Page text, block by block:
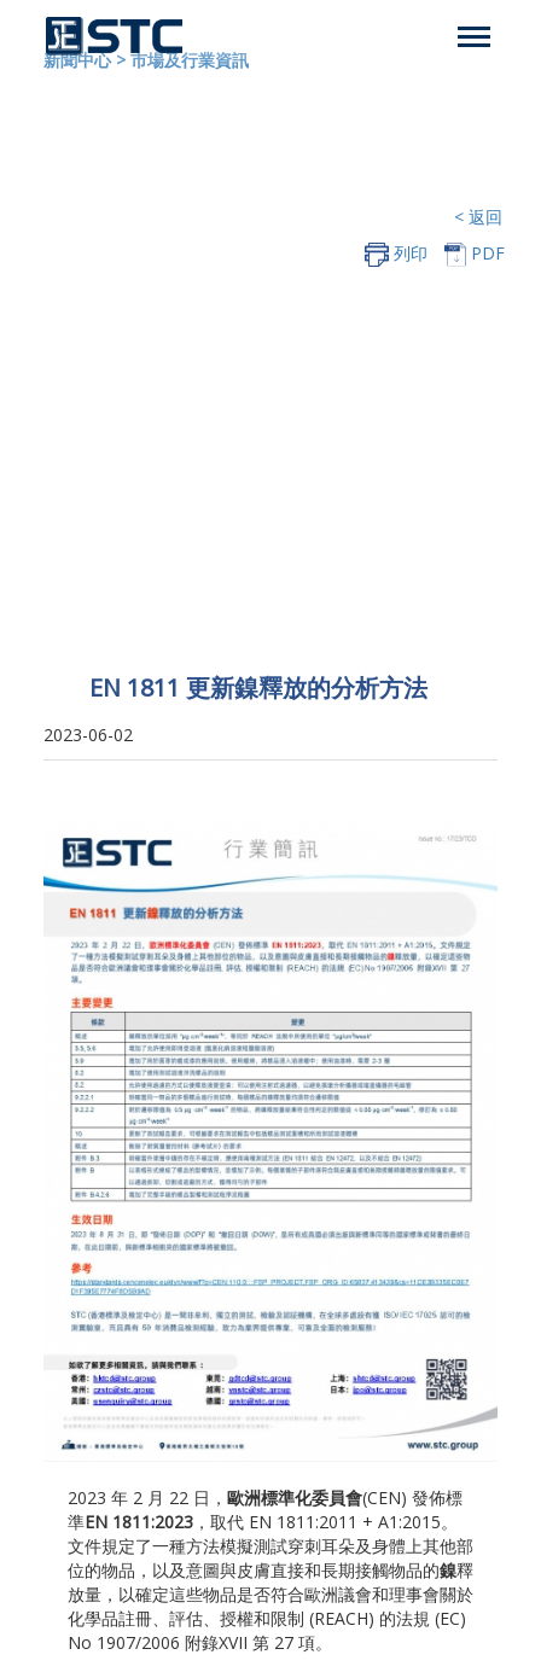
新聞中心 > 市場及行業資訊
< 返回
列印
PDF
EN 1811 更新鎳釋放的分析方法
2023-06-02
2023 年 2 月 22 日， 歐洲標準化委員會(CEN) 發佈標
準EN 1811:2023，取代 EN 1811:2011 + A1:2015。
文件規定了一種方法模擬測試穿刺耳朵及身體上其他部
位的物品，以及意圖與皮膚直接和長期接觸物品的鎳釋
放量，以確定這些物品是否符合歐洲議會和理事會關於
化學品註冊、評估、授權和限制 (REACH) 的法規 (EC)
No 1907/2006 附錄XVII 第 27 項。